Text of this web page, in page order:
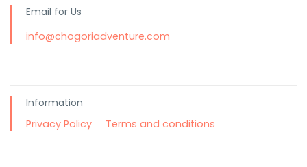
Email for Us
info@chogoriadventure.com
Information
Privacy Policy
Terms and conditions